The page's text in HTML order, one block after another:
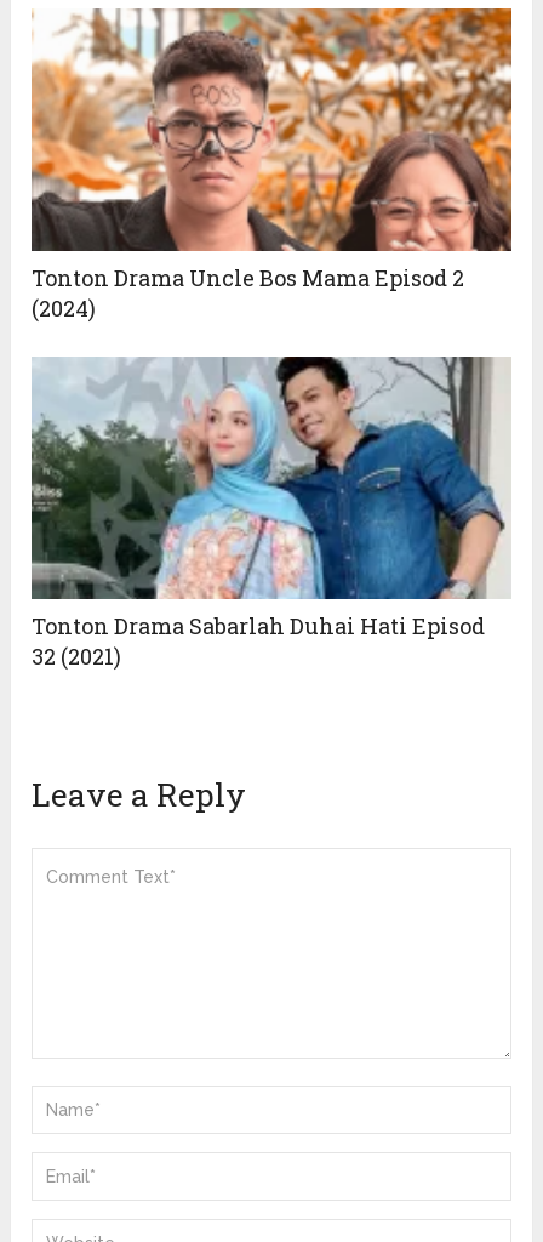
Tonton Drama Uncle Bos Mama Episod 2
(2024)
Tonton Drama Sabarlah Duhai Hati Episod
32 (2021)
Leave a Reply